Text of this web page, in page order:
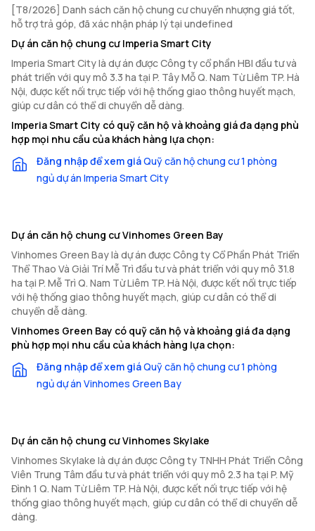
[T8/2026] Danh sách căn hộ chung cư chuyển nhượng giá tốt,
hỗ trợ trả góp, đã xác nhận pháp lý tại undefined
Dự án căn hộ chung cư Imperia Smart City
Imperia Smart City là dự án được Công ty cổ phần HBI đầu tư và
phát triển với quy mô 3.3 ha tại P. Tây Mỗ Q. Nam Từ Liêm TP. Hà
Nội, được kết nối trực tiếp với hệ thống giao thông huyết mạch,
giúp cư dân có thể di chuyển dễ dàng.
Imperia Smart City có quỹ căn hộ và khoảng giá đa dạng phù
hợp mọi nhu cầu của khách hàng lựa chọn:
Đăng nhập để xem giáQuỹ căn hộ chung cư 1 phòng
ngủ dự án Imperia Smart City
Dự án căn hộ chung cư Vinhomes Green Bay
Vinhomes Green Bay là dự án được Công ty Cổ Phần Phát Triển
Thể Thao Và Giải Trí Mễ Trì đầu tư và phát triển với quy mô 31.8
ha tại P. Mễ Trì Q. Nam Từ Liêm TP. Hà Nội, được kết nối trực tiếp
với hệ thống giao thông huyết mạch, giúp cư dân có thể di
chuyển dễ dàng.
Vinhomes Green Bay có quỹ căn hộ và khoảng giá đa dạng
phù hợp mọi nhu cầu của khách hàng lựa chọn:
Đăng nhập để xem giáQuỹ căn hộ chung cư 1 phòng
ngủ dự án Vinhomes Green Bay
Dự án căn hộ chung cư Vinhomes Skylake
Vinhomes Skylake là dự án được Công ty TNHH Phát Triển Công
Viên Trung Tâm đầu tư và phát triển với quy mô 2.3 ha tại P. Mỹ
Đình 1 Q. Nam Từ Liêm TP. Hà Nội, được kết nối trực tiếp với hệ
thống giao thông huyết mạch, giúp cư dân có thể di chuyển dễ
dàng.